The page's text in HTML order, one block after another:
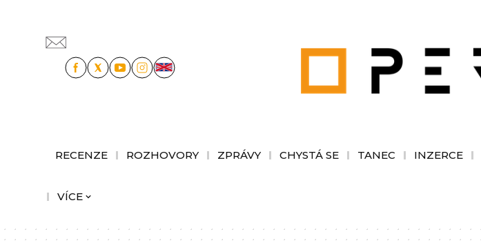
RECENZE ROZHOVORY ZPRÁVY CHYSTÁ SE TANEC INZERCE
VÍCE